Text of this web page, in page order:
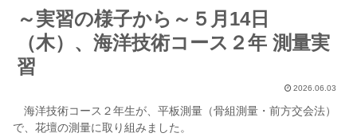
～実習の様子から～５月14日
（木）、海洋技術コース２年 測量実
習
2026.06.03
海洋技術コース２年生が、平板測量（骨組測量・前方交会法）
で、花壇の測量に取り組みました。